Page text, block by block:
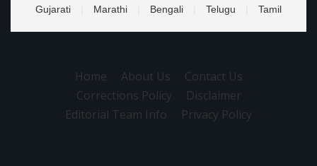
Gujarati
Marathi Bengali Telugu Tamil
Home About Us
Contact Us
Corrections Policy
Disclaimer
Editorial Team Info
Privacy Policy